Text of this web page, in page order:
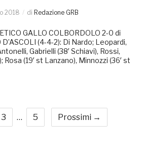
2018 di Redazione GRB
GALLO COLBORDOLO 2-0 di
(4-4-2): Di Nardo; Leopardi,
Gabrielli (38′ Schiavi), Rossi,
Rosa (19′ st Lanzano), Minnozzi (36′ st
3 … 5 Prossimi →